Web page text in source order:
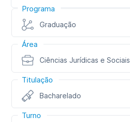
Programa
Graduação
Área
Ciências Jurídicas e Sociais
Titulação
Bacharelado
Turno